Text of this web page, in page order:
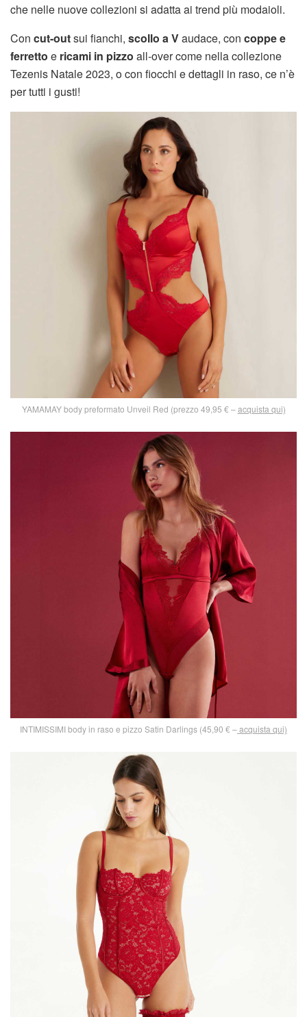
che nelle nuove collezioni si adatta ai trend più modaioli.
Con cut-outsui fianchi, scollo a Vaudace, con coppe e
ferretto e ricami in pizzo all-over come nella collezione
Tezenis Natale 2023, o con fiocchi e dettagli in raso, ce n’è
per tutti i gusti!
YAMAMAY body preformato Unveil Red (prezzo 49,95 € –acquista qui)
INTIMISSIMI body in raso e pizzo Satin Darlings (45,90 € –acquista qui)